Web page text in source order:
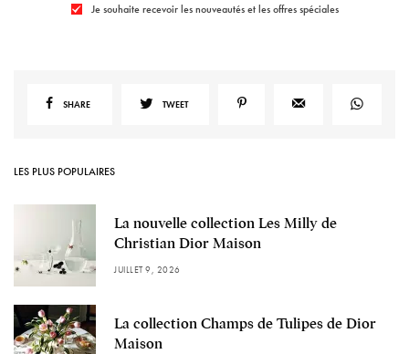
Je souhaite recevoir les nouveautés et les offres spéciales
SHARE TWEET
LES PLUS POPULAIRES
La nouvelle collection Les Milly de
Christian Dior Maison
JUILLET 9, 2026
La collection Champs de Tulipes de Dior
Maison